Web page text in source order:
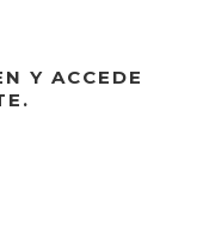
Y ACCEDE